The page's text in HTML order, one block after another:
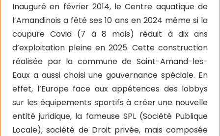
Inauguré en février 2014, le Centre aquatique de
l’Amandinois a fêté ses 10 ans en 2024 même si la
coupure Covid (7 à 8 mois) réduit à dix ans
d’exploitation pleine en 2025. Cette construction
réalisée par la commune de Saint-Amand-les-
Eaux a aussi choisi une gouvernance spéciale. En
effet, l’Europe face aux appétences des lobbys
sur les équipements sportifs à créer une nouvelle
entité juridique, la fameuse SPL (Société Publique
Locale), société de Droit privée, mais composée